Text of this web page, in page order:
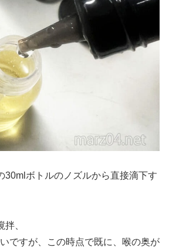
30mlボトルのノズルから直接滴下す
、
ですが、この時点で既に、喉の奥が